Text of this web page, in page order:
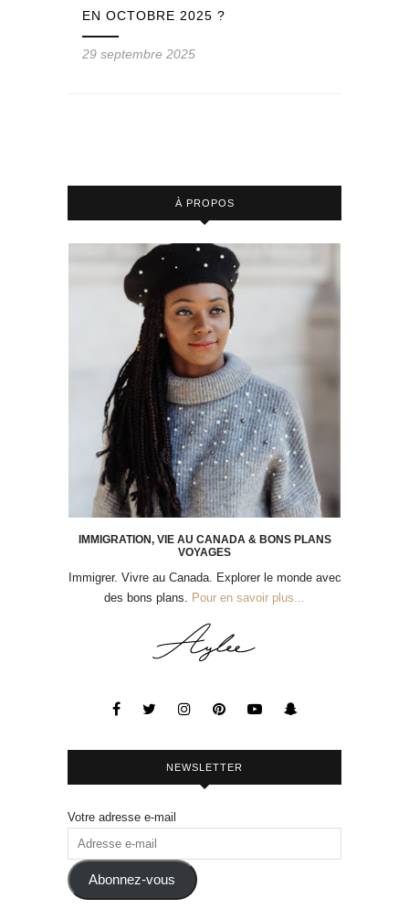
EN OCTOBRE 2025 ?
29 septembre 2025
À PROPOS
IMMIGRATION, VIE AU CANADA & BONS PLANS
VOYAGES
Immigrer. Vivre au Canada. Explorer le monde avec
des bons plans. Pour en savoir plus...
NEWSLETTER
Votre adresse e-mail
Adresse
e-
mail Abonnez-vous